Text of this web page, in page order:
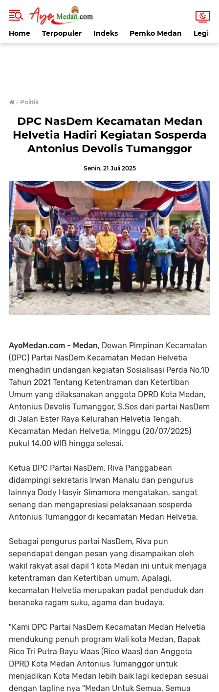
Home Terpopuler Indeks Pemko Medan
› Politik
DPC NasDem Kecamatan Medan
Helvetia Hadiri Kegiatan Sosperda
Antonius Devolis Tumanggor
Senin, 21 Juli 2025
AyoMedan.com - Medan, Dewan Pimpinan Kecamatan
(DPC) Partai NasDem Kecamatan Medan Helvetia
menghadiri undangan kegiatan Sosialisasi Perda No.10
Tahun 2021 Tentang Ketentraman dan Ketertiban
Umum yang dilaksanakan anggota DPRD Kota Medan,
Antonius Devolis Tumanggor, S.Sos dari partai NasDem
di Jalan Ester Raya Kelurahan Helvetia Tengah,
Kecamatan Medan Helvetia, Minggu (20/07/2025)
pukul 14.00 WIB hingga selesai.
Ketua DPC Partai NasDem, Riva Panggabean
didampingi sekretaris Irwan Manalu dan pengurus
lainnya Dody Hasyir Simamora mengatakan, sangat
senang dan mengapresiasi pelaksanaan sosperda
Antonius Tumanggor di kecamatan Medan Helvetia.
Sebagai pengurus partai NasDem, Riva pun
sependapat dengan pesan yang disampaikan oleh
wakil rakyat asal dapil 1 kota Medan ini untuk menjaga
ketentraman dan Ketertiban umum. Apalagi,
kecamatan Helvetia merupakan padat penduduk dan
beraneka ragam suku, agama dan budaya.
"Kami DPC Partai NasDem Kecamatan Medan Helvetia
mendukung penuh program Wali kota Medan, Bapak
Rico Tri Putra Bayu Waas (Rico Waas) dan Anggota
DPRD Kota Medan Antonius Tumanggor untuk
menjadikan Kota Medan lebih baik lagi kedepan sesuai
dengan tagline nya "Medan Untuk Semua, Semua